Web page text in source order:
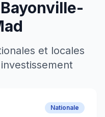
Bayonville-
et locales
Nationale